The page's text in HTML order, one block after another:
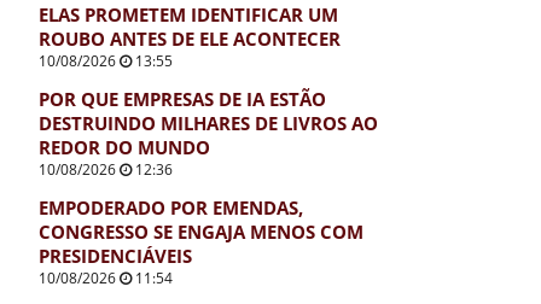
ELAS PROMETEM IDENTIFICAR UM
ROUBO ANTES DE ELE ACONTECER
10/08/2026 13:55
POR QUE EMPRESAS DE IA ESTÃO
DESTRUINDO MILHARES DE LIVROS AO
REDOR DO MUNDO
10/08/2026 12:36
EMPODERADO POR EMENDAS,
CONGRESSO SE ENGAJA MENOS COM
PRESIDENCIÁVEIS
10/08/2026 11:54